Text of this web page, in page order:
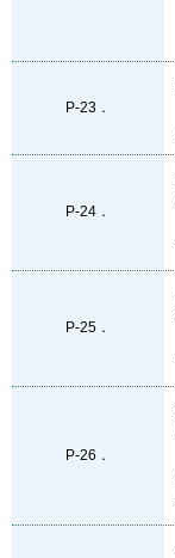
P-23．
P-24．
P-25．
P-26．